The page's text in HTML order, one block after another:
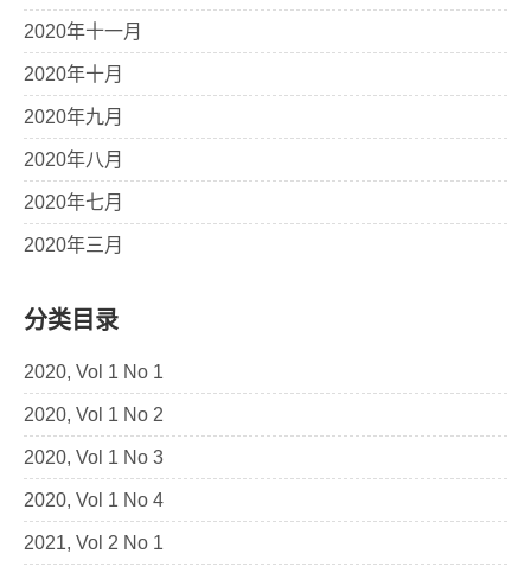
2020年十一月
2020年十月
2020年九月
2020年八月
2020年七月
2020年三月
分类目录
2020, Vol 1 No 1
2020, Vol 1 No 2
2020, Vol 1 No 3
2020, Vol 1 No 4
2021, Vol 2 No 1